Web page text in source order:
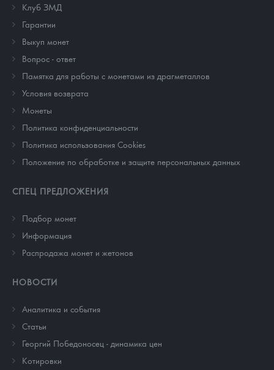
Клуб ЗМД
Гарантии
Выкуп монет
Вопрос - ответ
Памятка для работы с монетами из драгметаллов
Условия возврата
Монеты
Политика конфиденциальности
Политика использования Cookies
Положение по обработке и защите персональных данных
СПЕЦ ПРЕДЛОЖЕНИЯ
Подбор монет
Информация
Распродажа монет и жетонов
НОВОСТИ
Аналитика и события
Cтатьи
Георгий Победоносец - динамика цен
Котировки